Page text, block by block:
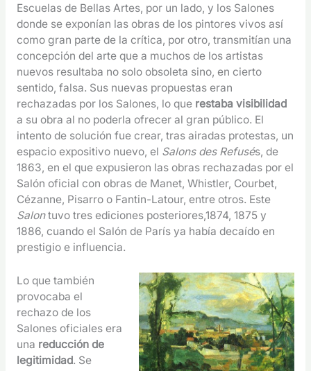
Escuelas de Bellas Artes, por un lado, y los Salones
donde se exponían las obras de los pintores vivos así
como gran parte de la crítica, por otro, transmitían una
concepción del arte que a muchos de los artistas
nuevos resultaba no solo obsoleta sino, en cierto
sentido, falsa. Sus nuevas propuestas eran
rechazadas por los Salones, lo querestaba visibilidad
a su obra al no poderla ofrecer al gran público. El
intento de solución fue crear, tras airadas protestas, un
espacio expositivo nuevo, el Salons des Refusés, de
1863, en el que expusieron las obras rechazadas por el
Salón oficial con obras de Manet, Whistler, Courbet,
Cézanne, Pisarro o Fantin-Latour, entre otros. Este
Salontuvo tres ediciones posteriores,1874, 1875 y
1886, cuando el Salón de París ya había decaído en
prestigio e influencia.
Lo que también
provocaba el
rechazo de los
Salones oficiales era
una reducción de
legitimidad. Se